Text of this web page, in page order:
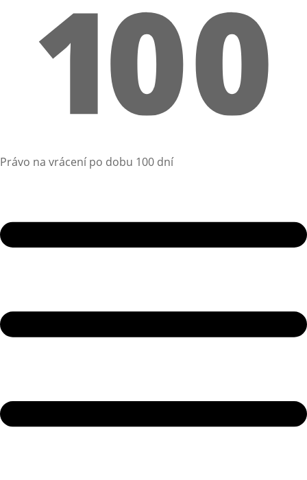
Právo na vrácení po dobu 100 dní